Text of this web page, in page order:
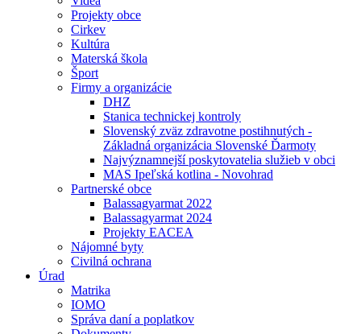
Projekty obce
Cirkev
Kultúra
Materská škola
Šport
Firmy a organizácie
DHZ
Stanica technickej kontroly
Slovenský zväz zdravotne postihnutých -
Základná organizácia Slovenské Ďarmoty
Najvýznamnejší poskytovatelia služieb v obci
MAS Ipeľská kotlina - Novohrad
Partnerské obce
Balassagyarmat 2022
Balassagyarmat 2024
Projekty EACEA
Nájomné byty
Civilná ochrana
Úrad
Matrika
IOMO
Správa daní a poplatkov